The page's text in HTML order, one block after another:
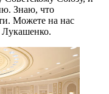
Знаю, что
Можете на нас
Лукашенко.